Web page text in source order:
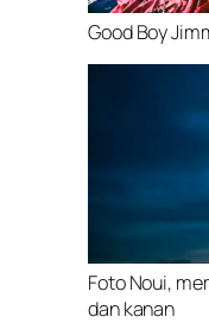
Good Boy
Foto Noui,
dan kanan